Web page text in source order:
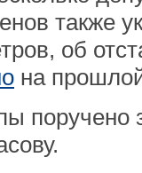
также
об
на